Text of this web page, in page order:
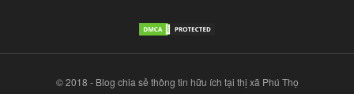
© 2018 - Blog chia sẻ thông tin hữu ích tại thị xã Phú Thọ